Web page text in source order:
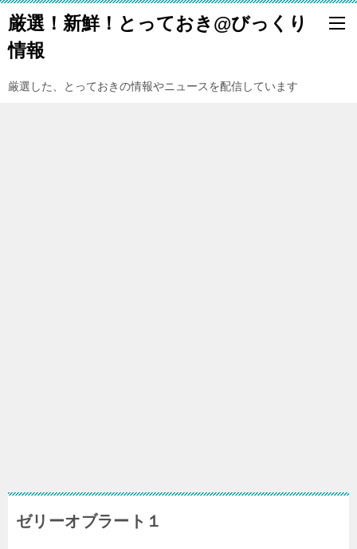
厳選！新鮮！とっておき@びっくり
情報
厳選した、とっておきの情報やニュースを配信しています
ゼリーオブラート１